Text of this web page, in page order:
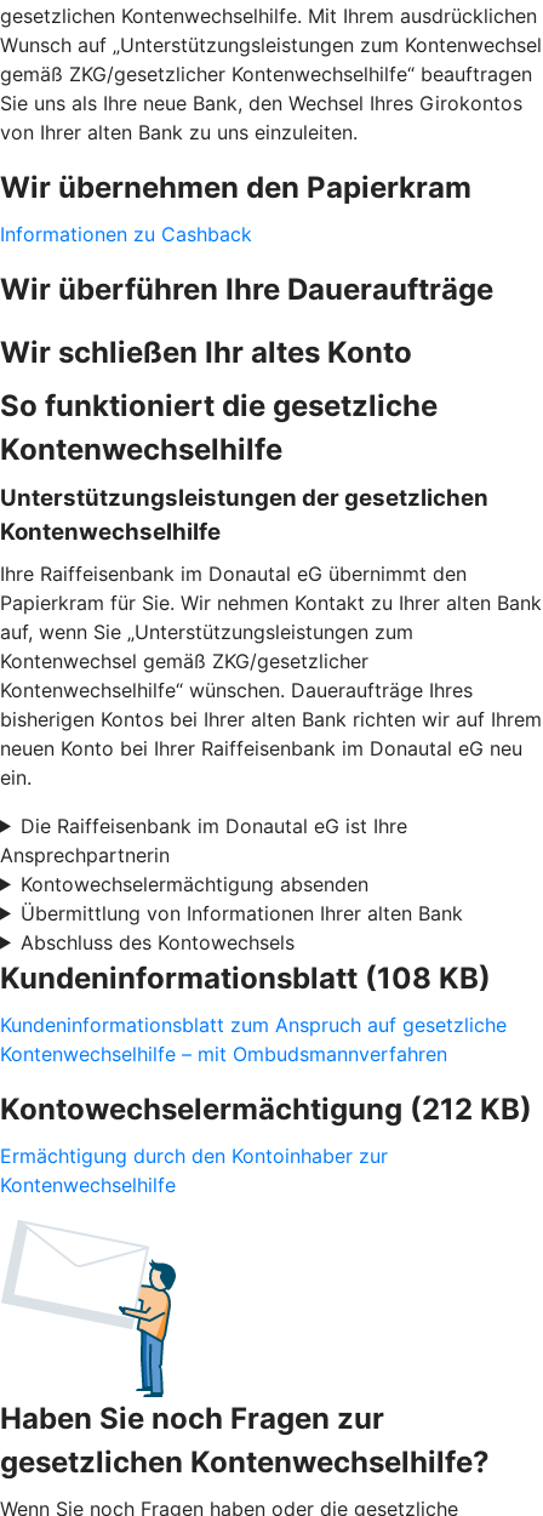
gesetzlichen Kontenwechselhilfe. Mit Ihrem ausdrücklichen
Wunsch auf „Unterstützungsleistungen zum Kontenwechsel
gemäß ZKG/gesetzlicher Kontenwechselhilfe“ beauftragen
Sie uns als Ihre neue Bank, den Wechsel Ihres Girokontos
von Ihrer alten Bank zu uns einzuleiten.
Wir übernehmen den Papierkram
Informationen zu Cashback
Wir überführen Ihre Daueraufträge
Wir schließen Ihr altes Konto
So funktioniert die gesetzliche
Kontenwechselhilfe
Unterstützungsleistungen der gesetzlichen
Kontenwechselhilfe
Ihre Raiffeisenbank im Donautal eG übernimmt den
Papierkram für Sie. Wir nehmen Kontakt zu Ihrer alten Bank
auf, wenn Sie „Unterstützungsleistungen zum
Kontenwechsel gemäß ZKG/gesetzlicher
Kontenwechselhilfe“ wünschen. Daueraufträge Ihres
bisherigen Kontos bei Ihrer alten Bank richten wir auf Ihrem
neuen Konto bei Ihrer Raiffeisenbank im Donautal eG neu
ein.
Die Raiffeisenbank im Donautal eG ist Ihre
Ansprechpartnerin
Kontowechselermächtigung absenden
Übermittlung von Informationen Ihrer alten Bank
Abschluss des Kontowechsels
Kundeninformationsblatt (108 KB)
Kundeninformationsblatt zum Anspruch auf gesetzliche
Kontenwechselhilfe – mit Ombudsmannverfahren
Kontowechselermächtigung (212 KB)
Ermächtigung durch den Kontoinhaber zur
Kontenwechselhilfe
Haben Sie noch Fragen zur
gesetzlichen Kontenwechselhilfe?
Wenn Sie noch Fragen haben oder die gesetzliche